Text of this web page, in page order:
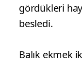
gördükleri
besledi.
Balık ekmek